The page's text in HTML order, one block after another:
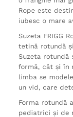
Rope este
iubesc o mare
Suzeta FRIGG
tetină rotundă
Suzeta rotundă
formă, cât și în
limba se
un vid, care
Forma rotundă
pediatrici și de